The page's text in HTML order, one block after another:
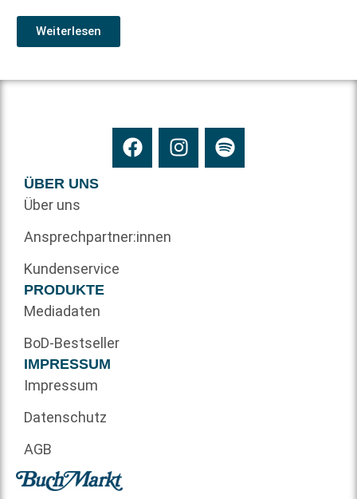
Weiterlesen
ÜBER UNS
Über uns
Ansprechpartner:innen
Kundenservice
PRODUKTE
Mediadaten
BoD-Bestseller
IMPRESSUM
Impressum
Datenschutz
AGB